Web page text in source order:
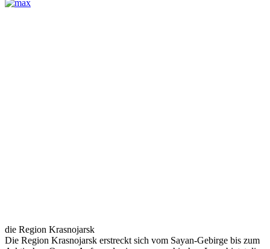
die Region Krasnojarsk
Die Region Krasnojarsk erstreckt sich vom Sayan-Gebirge bis zum